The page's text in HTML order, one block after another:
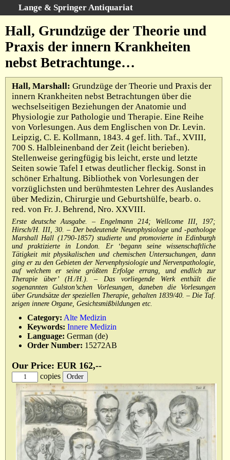
Lange & Springer Antiquariat
Categories
Keywords
All Titles
Cart
We buy books
Terms
Withdrawal
Privacy Policy
Legal Details
Hall, Grundzüge der Theorie und
Praxis der innern Krankheiten
nebst Betrachtunge…
Hall, Marshall: Grundzüge der Theorie und Praxis der
innern Krankheiten nebst Betrachtungen über die
wechselseitigen Beziehungen der Anatomie und
Physiologie zur Pathologie und Therapie. Eine Reihe
von Vorlesungen. Aus dem Englischen von Dr. Levin.
Leipzig, C. E. Kollmann, 1843. 4 gef. lith. Taf., XVIII,
700 S. Halbleinenband der Zeit (leicht berieben).
Stellenweise geringfügig bis leicht, erste und letzte
Seiten sowie Tafel I etwas deutlicher fleckig. Sonst in
schöner Erhaltung. Bibliothek von Vorlesungen der
vorzüglichsten und berühmtesten Lehrer des Auslandes
über Medizin, Chirurgie und Geburtshülfe, bearb. o.
red. von Fr. J. Behrend, Nro. XXVIII.
Erste deutsche Ausgabe. – Engelmann 214; Wellcome III, 197;
Hirsch/H. III, 30. – Der bedeutende Neurophysiologe und -pathologe
Marshall Hall (1790-1857) studierte und promovierte in Edinburgh
und praktizierte in London. Er ‘begann seine wissenschaftliche
Tätigkeit mit physikalischen und chemischen Untersuchungen, dann
ging er zu den Gebieten der Nervenphysiologie und Nervenpathologie,
auf welchem er seine größten Erfolge errang, und endlich zur
Therapie über’ (H./H.). – Das vorliegende Werk enthält die
sogenannten Gulston’schen Vorlesungen, daneben die Vorlesungen
über Grundsätze der speziellen Therapie, gehalten 1839/40. – Die Taf.
zeigen innere Organe, Gesichtsmißbildungen etc.
Category: Alte Medizin
Keywords: Innere Medizin
Language: German (de)
Order Number: 15272AB
Our Price: EUR 162,--
copies